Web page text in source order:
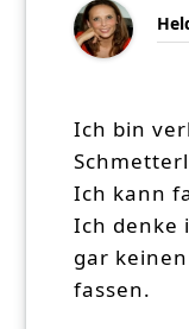
Ich bin
Ich kann
Ich denke
gar
fassen.